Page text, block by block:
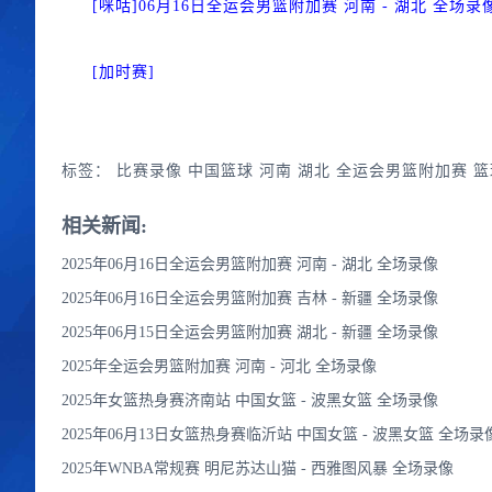
[咪咕]06月16日全运会男篮附加赛 河南 - 湖北 全场录
[加时赛]
标签： 比赛录像 中国篮球 河南 湖北 全运会男篮附加赛 篮
相关新闻:
2025年06月16日全运会男篮附加赛 河南 - 湖北 全场录像
2025年06月16日全运会男篮附加赛 吉林 - 新疆 全场录像
2025年06月15日全运会男篮附加赛 湖北 - 新疆 全场录像
2025年全运会男篮附加赛 河南 - 河北 全场录像
2025年女篮热身赛济南站 中国女篮 - 波黑女篮 全场录像
2025年06月13日女篮热身赛临沂站 中国女篮 - 波黑女篮 全场录
2025年WNBA常规赛 明尼苏达山猫 - 西雅图风暴 全场录像